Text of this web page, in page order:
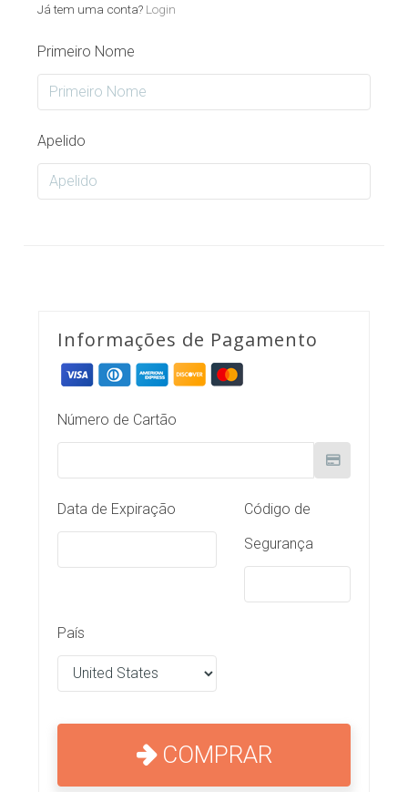
Já tem uma conta? Login
Primeiro Nome
Apelido
Informações de Pagamento
Número de Cartão
Data de Expiração
Código de
Segurança
País
COMPRAR